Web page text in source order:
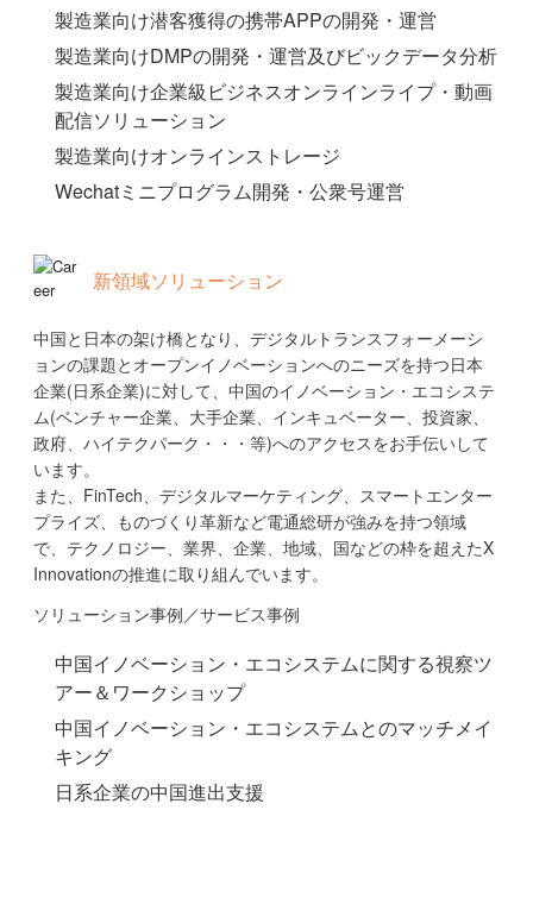
製造業向け潜客獲得の携帯APPの開発・運営
製造業向けDMPの開発・運営及びビックデータ分析
製造業向け企業級ビジネスオンラインライプ・動画
配信ソリューション
製造業向けオンラインストレージ
Wechatミニプログラム開発・公衆号運営
新領域ソリューション
中国と日本の架け橋となり、デジタルトランスフォーメーシ
ョンの課題とオープンイノベーションへのニーズを持つ日本
企業(日系企業)に対して、中国のイノベーション・エコシステ
ム(ベンチャー企業、大手企業、インキュベーター、投資家、
政府、ハイテクパーク・・・等)へのアクセスをお手伝いして
います。
また、FinTech、デジタルマーケティング、スマートエンター
プライズ、ものづくり革新など電通総研が強みを持つ領域
で、テクノロジー、業界、企業、地域、国などの枠を超えたX
Innovationの推進に取り組んでいます。
ソリューション事例／サービス事例
中国イノベーション・エコシステムに関する視察ツ
アー＆ワークショップ
中国イノベーション・エコシステムとのマッチメイ
キング
日系企業の中国進出支援